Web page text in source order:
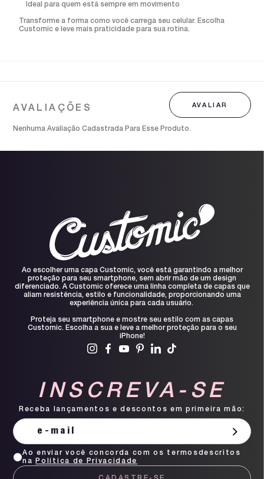
Ideal para quem está sempre em movimento
Transforme a forma como você carrega seu celular. Escolha
Customic e leve mais praticidade para sua rotina.
Nenhuma Avaliação Cadastrada Para Esse Produto.
Ao escolher uma capa Customic, você está garantindo a melhor
proteção para seu smartphone, sem abrir mão de um design
diferenciado. A Customic oferece uma linha completa de capas que
aliam resistência, estilo e funcionalidade, proporcionando uma
experiência única para cada usuário.
Proteja seu smartphone e mostre seu estilo com as capas
Customic. Escolha a sua e leve a melhor proteção para o seu
iPhone!
INSCREVA-SE
Receba lançamentos e descontos em primeira mão:
Ao enviar você concorda com os termosdescritos
na
Política de Privacidade